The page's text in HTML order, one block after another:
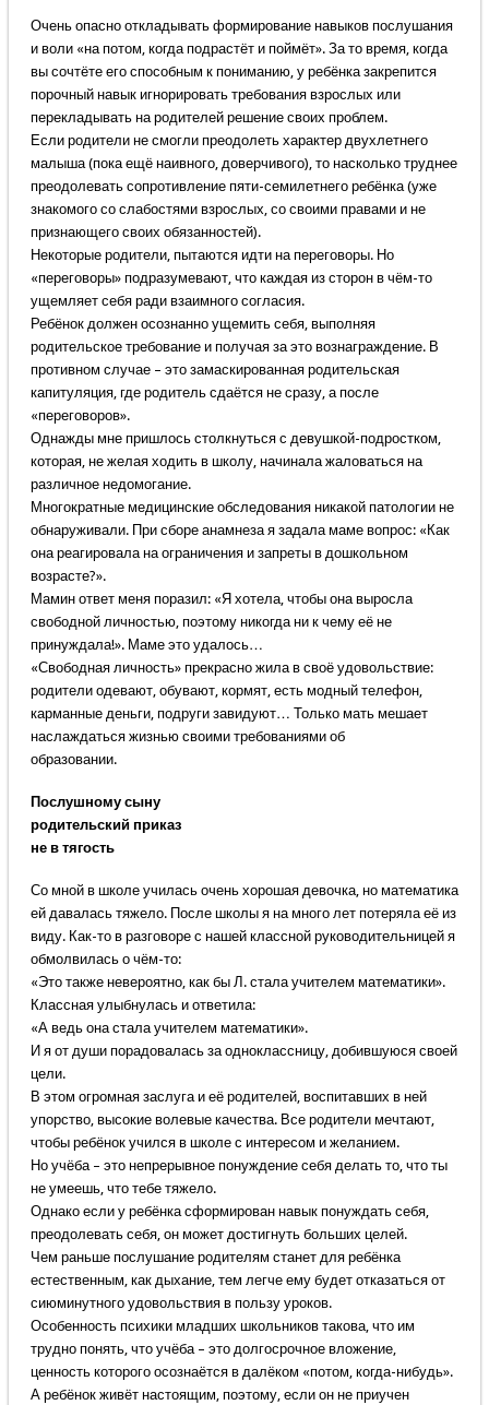
Очень опасно откладывать формирование навыков послушания
и воли «на потом, когда подрастёт и поймёт». За то время, когда
вы сочтёте его способным к пониманию, у ребёнка закрепится
порочный навык игнорировать требования взрослых или
перекладывать на родителей решение своих проблем.
Если родители не смогли преодолеть характер двухлетнего
малыша (пока ещё наивного, доверчивого), то насколько труднее
преодолевать сопротивление пяти-семилетнего ребёнка (уже
знакомого со слабостями взрослых, со своими правами и не
признающего своих обязанностей).
Некоторые родители, пытаются идти на переговоры. Но
«переговоры» подразумевают, что каждая из сторон в чём-то
ущемляет себя ради взаимного согласия.
Ребёнок должен осознанно ущемить себя, выполняя
родительское требование и получая за это вознаграждение. В
противном случае – это замаскированная родительская
капитуляция, где родитель сдаётся не сразу, а после
«переговоров».
Однажды мне пришлось столкнуться с девушкой-подростком,
которая, не желая ходить в школу, начинала жаловаться на
различное недомогание.
Многократные медицинские обследования никакой патологии не
обнаруживали. При сборе анамнеза я задала маме вопрос: «Как
она реагировала на ограничения и запреты в дошкольном
возрасте?».
Мамин ответ меня поразил: «Я хотела, чтобы она выросла
свободной личностью, поэтому никогда ни к чему её не
принуждала!». Маме это удалось…
«Свободная личность» прекрасно жила в своё удовольствие:
родители одевают, обувают, кормят, есть модный телефон,
карманные деньги, подруги завидуют… Только мать мешает
наслаждаться жизнью своими требованиями об
образовании.
Послушному сыну
родительский приказ
не в тягость
Со мной в школе училась очень хорошая девочка, но математика
ей давалась тяжело. После школы я на много лет потеряла её из
виду. Как-то в разговоре с нашей классной руководительницей я
обмолвилась о чём-то:
«Это также невероятно, как бы Л. стала учителем математики».
Классная улыбнулась и ответила:
«А ведь она стала учителем математики».
И я от души порадовалась за одноклассницу, добившуюся своей
цели.
В этом огромная заслуга и её родителей, воспитавших в ней
упорство, высокие волевые качества. Все родители мечтают,
чтобы ребёнок учился в школе с интересом и желанием.
Но учёба – это непрерывное понуждение себя делать то, что ты
не умеешь, что тебе тяжело.
Однако если у ребёнка сформирован навык понуждать себя,
преодолевать себя, он может достигнуть больших целей.
Чем раньше послушание родителям станет для ребёнка
естественным, как дыхание, тем легче ему будет отказаться от
сиюминутного удовольствия в пользу уроков.
Особенность психики младших школьников такова, что им
трудно понять, что учёба – это долгосрочное вложение,
ценность которого осознаётся в далёком «потом, когда-нибудь».
А ребёнок живёт настоящим, поэтому, если он не приучен